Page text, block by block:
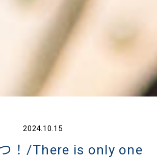
2024.10.15
！/There is only one